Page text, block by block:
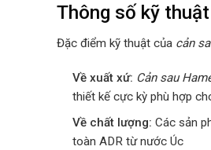
Thông số kỹ
Đặc điểm kỹ thuật của cản
Về xuất xứ: Cản sau
thiết kế cực kỳ phù hợp
Về chất lượng: Các sản
toàn ADR từ nước Úc